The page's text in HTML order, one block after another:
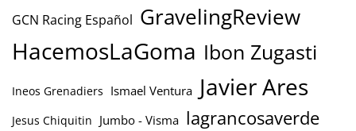
GCN Racing Español GravelingReview
HacemosLaGoma Ibon Zugasti
Ineos Grenadiers Ismael Ventura Javier Ares
Jesus Chiquitin Jumbo - Visma lagrancosaverde